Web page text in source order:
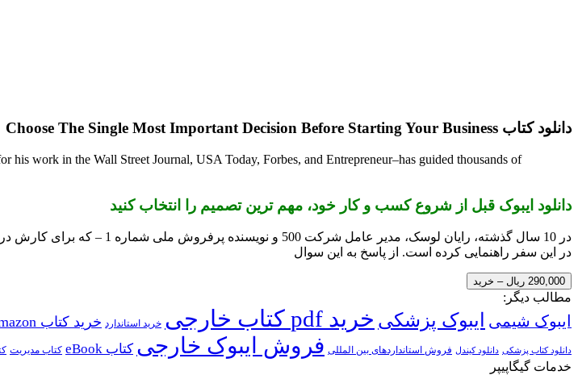
دانلود کتاب Choose The Single Most Important Decision Before Starting Your Business
his work in the Wall Street Journal, USA Today, Forbes, and Entrepreneur–has guided thousands of
دانلود ایبوک قبل از شروع کسب و کار خود، مهم ترین تصمیم را انتخاب کنید
در این سفر راهنمایی کرده است. از پاسخ به این سوال
290,000 ریال – خرید
مطالب دیگر:
ایبوک شیمی ایبوک پزشکی خرید pdf کتاب خارجی خرید استاندارد خرید کتاب amazon
دانلود کتاب پزشکی دانلود کیندل فروش استانداردهای بین المللی فروش ایبوک خارجی کتاب eBook کتاب مدیریت
خدمات گیگاپیپر